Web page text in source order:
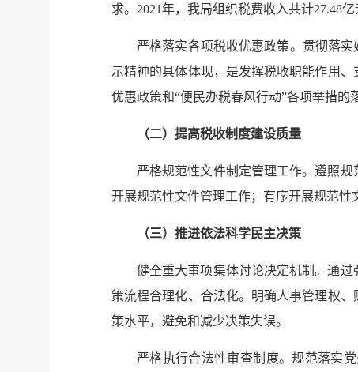
求。2021年，我局组织税费收入共计27.48
严格落实各项税收优惠政策。贯彻落
示精神的具体体现，是发挥税收职能作用
优惠政策和“便民办税春风行动”各项举措的
（二）提高税收制度建设质量
严格规范性文件制定管理工作。遵照
开展规范性文件管理工作；有序开展规范性
（三）推进依法科学民主决策
健全重大事项集体讨论决定机制。通
策流程合理化、合法化。明确人事管理权
策水平，避免和减少决策失误。
严格执行合法性审查制度。规范落实